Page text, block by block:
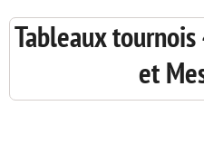
Tableaux
et